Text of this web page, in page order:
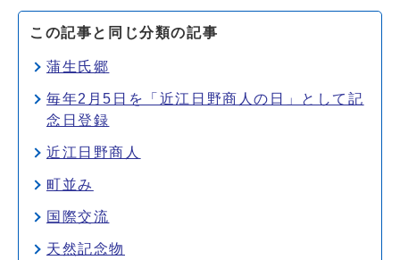
この記事と同じ分類の記事
蒲生氏郷
毎年2月5日を「近江日野商人の日」として記
念日登録
近江日野商人
町並み
国際交流
天然記念物